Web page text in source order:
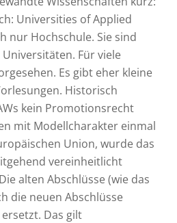
Universities of Applied
nur Hochschule. Sie sind
Für viele
Es gibt eher kleine
Historisch
kein Promotionsrecht
mit Modellcharakter einmal
Union, wurde das
vereinheitlicht
alten Abschlüsse (wie das
die neuen Abschlüsse
Das gilt